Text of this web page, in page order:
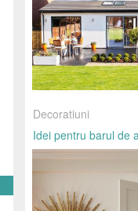
Decoratiuni
Idei pentru barul de